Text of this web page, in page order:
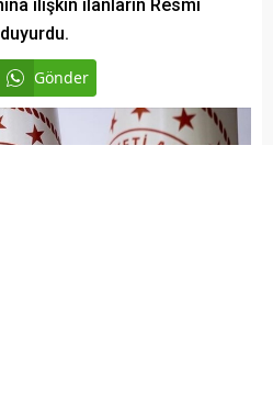
ilişkin ilanların Resmi
duyurdu.
Gönder